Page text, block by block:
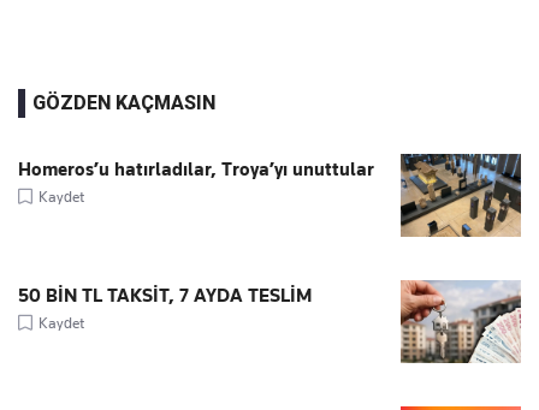
GÖZDEN KAÇMASIN
Homeros’u hatırladılar, Troya’yı unuttular
Kaydet
50 BİN TL TAKSİT, 7 AYDA TESLİM
Kaydet